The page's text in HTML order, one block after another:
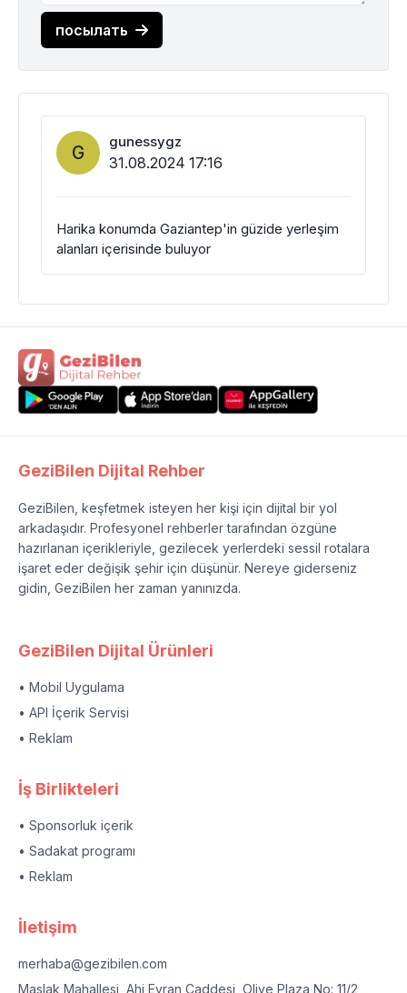
посылать
G gunessygz
31.08.2024 17:16
Harika konumda Gaziantep'in güzide yerleşim
alanları içerisinde buluyor
GeziBilen Dijital Rehber
GeziBilen, keşfetmek isteyen her kişi için dijital bir yol
arkadaşıdır. Profesyonel rehberler tarafından özgüne
hazırlanan içerikleriyle, gezilecek yerlerdeki sessil rotalara
işaret eder değişik şehir için düşünür. Nereye giderseniz
gidin, GeziBilen her zaman yanınızda.
GeziBilen Dijital Ürünleri
• Mobil Uygulama
• API İçerik Servisi
• Reklam
İş Birlikteleri
• Sponsorluk içerik
• Sadakat programı
• Reklam
İletişim
merhaba@gezibilen.com
Maslak Mahallesi, Ahi Evran Caddesi, Olive Plaza No: 11/2